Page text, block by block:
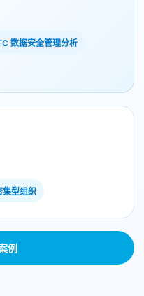
数据安全管理分析
集型组织
例